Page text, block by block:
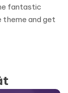
fantastic
theme and get